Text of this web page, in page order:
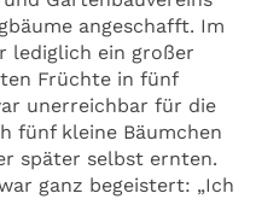
angeschafft. Im
lediglich ein großer
Früchte in fünf
unerreichbar für die
fünf kleine Bäumchen
später selbst ernten.
ganz begeistert: „Ich